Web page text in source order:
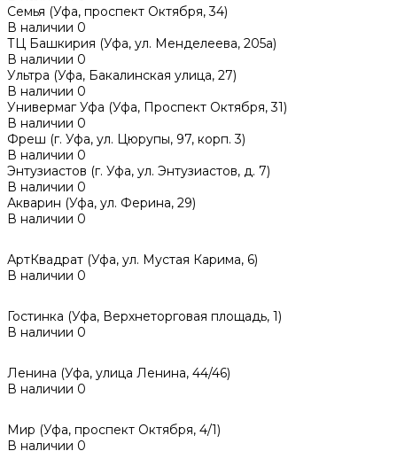
Семья (Уфа, проспект Октября, 34)
В наличии 0
ТЦ Башкирия (Уфа, ул. Менделеева, 205а)
В наличии 0
Ультра (Уфа, Бакалинская улица, 27)
В наличии 0
Универмаг Уфа (Уфа, Проспект Октября, 31)
В наличии 0
Фреш (г‌. Уфа, ул. Цюрупы, 97, корп. 3)
В наличии 0
Энтузиастов (г. Уфа, ул. Энтузиастов, д. 7)
В наличии 0
Акварин (Уфа, ул. Ферина, 29)
В наличии 0
АртКвадрат (Уфа, ул. Мустая Карима, 6)
В наличии 0
Гостинка (Уфа, Верхнеторговая площадь, 1)
В наличии 0
Ленина (Уфа, улица Ленина, 44/46)
В наличии 0
Мир (Уфа, проспект Октября, 4/1)
В наличии 0